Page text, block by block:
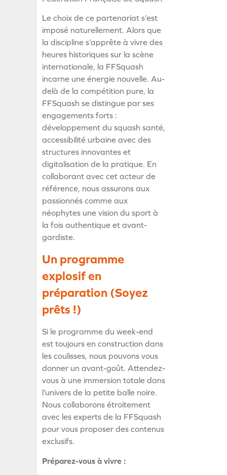
Le choix de ce partenariat s’est
imposé naturellement. Alors que
la discipline s’apprête à vivre des
heures historiques sur la scène
internationale, la FFSquash
incarne une énergie nouvelle. Au-
delà de la compétition pure, la
FFSquash se distingue par ses
engagements forts :
développement du squash santé,
accessibilité urbaine avec des
structures innovantes et
digitalisation de la pratique. En
collaborant avec cet acteur de
référence, nous assurons aux
passionnés comme aux
néophytes une vision du sport à
la fois authentique et avant-
gardiste.
Un programme
explosif en
préparation (Soyez
prêts !)
Si le programme du week-end
est toujours en construction dans
les coulisses, nous pouvons vous
donner un avant-goût. Attendez-
vous à une immersion totale dans
l’univers de la petite balle noire.
Nous collaborons étroitement
avec les experts de la FFSquash
pour vous proposer des contenus
exclusifs.
Préparez-vous à vivre :